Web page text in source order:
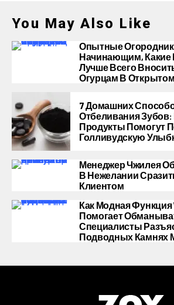
You May Also Like
Опытные
Начинающим, Какие
Лучше Всего
Огурцам В
7 Домашних
Отбеливания Зубов:
Продукты Помогут
Голливудскую
Менеджер Чжилея
В Нежелании
Клиентом
Как Модная Функция
Помогает
Специалисты
Подводных Камнях